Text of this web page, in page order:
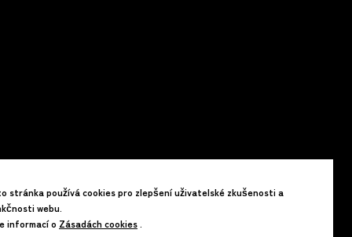
stránka používá cookies pro zlepšení uživatelské zkušenosti a
webu.
informací o Zásadách cookies
Zásadách cookies .